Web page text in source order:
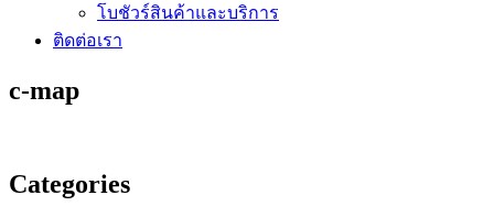
โบชัวร์สินค้าและบริการ
ติดต่อเรา
c-map
Categories